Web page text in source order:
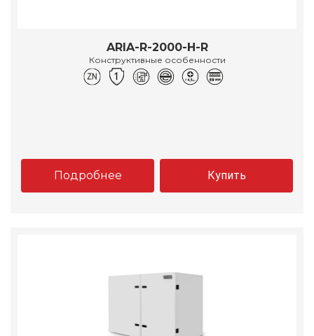
ARIA-R-2000-H-R
Конструктивные особенности
Подробнее Купить